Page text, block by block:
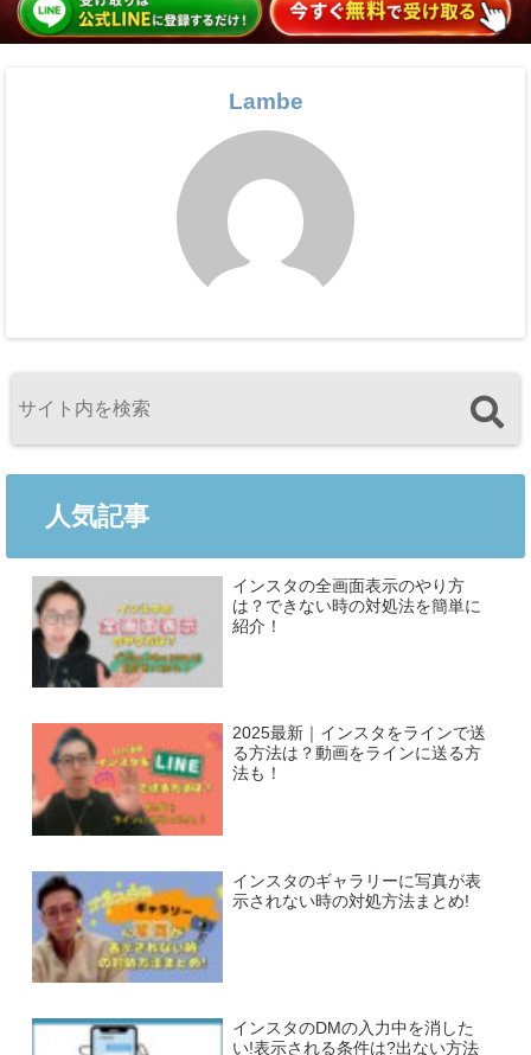
Lambe
人気記事
インスタの全画面表示のやり方
は？できない時の対処法を簡単に
紹介！
2025最新｜インスタをラインで送
る方法は？動画をラインに送る方
法も！
インスタのギャラリーに写真が表
示されない時の対処方法まとめ!
インスタのDMの入力中を消した
い!表示される条件は?出ない方法